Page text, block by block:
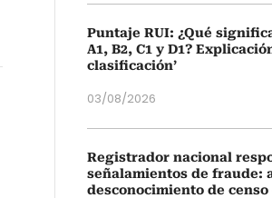
Puntaje RUI: ¿Qué
A1, B2, C1 y D1?
clasificación’
03/08/2026
Registrador nacional
señalamientos de fraude:
desconocimiento de